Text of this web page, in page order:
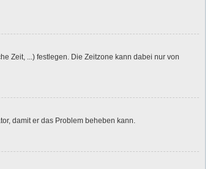
Zeit, ...) festlegen. Die Zeitzone kann dabei nur von
damit er das Problem beheben kann.